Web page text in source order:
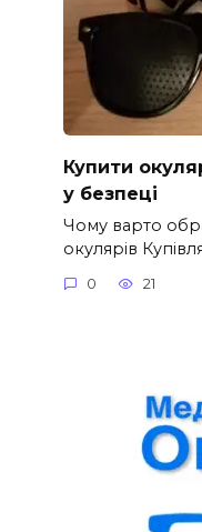
Купити
у безпеці
Чому варто
окулярів
0 21